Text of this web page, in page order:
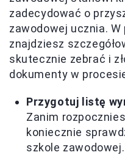
zadecydować o
zawodowej ucznia.
znajdziesz
skutecznie zebrać i
dokumenty w
Przygotuj listę
Zanim
koniecznie
szkole